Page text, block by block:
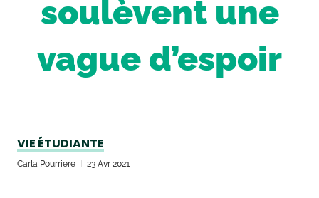
soulèvent une
vague d’espoir
VIE ÉTUDIANTE
Carla Pourriere 23 Avr 2021